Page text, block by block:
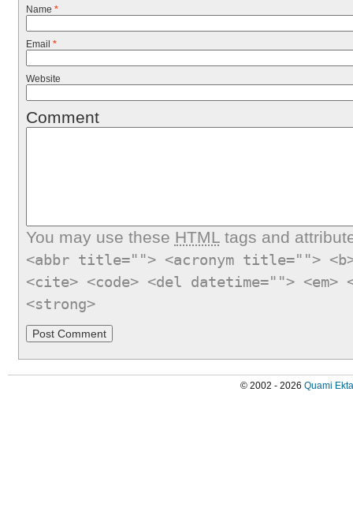
Name *
Email *
Website
Comment
You may use these HTMLtags and
<abbr title=""> <acronym title="">
<cite> <code> <del datetime="">
<strong>
© 2002 - 2026 Quami